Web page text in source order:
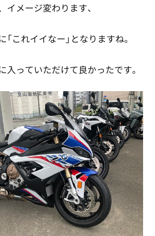
イメージ変わります、
「これイイなー」となりますね。
入っていただけて良かったです。